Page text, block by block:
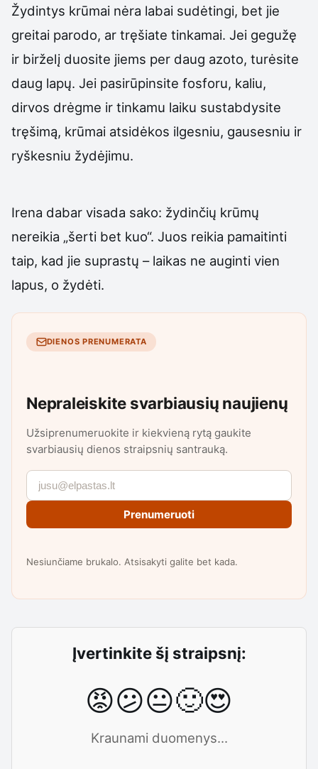
Žydintys krūmai nėra labai sudėtingi, bet jie
greitai parodo, ar tręšiate tinkamai. Jei gegužę
ir birželį duosite jiems per daug azoto, turėsite
daug lapų. Jei pasirūpinsite fosforu, kaliu,
dirvos drėgme ir tinkamu laiku sustabdysite
tręšimą, krūmai atsidėkos ilgesniu, gausesniu ir
ryškesniu žydėjimu.
Irena dabar visada sako: žydinčių krūmų
nereikia „šerti bet kuo“. Juos reikia pamaitinti
taip, kad jie suprastų – laikas ne auginti vien
lapus, o žydėti.
DIENOS PRENUMERATA
Nepraleiskite svarbiausių naujienų
Užsiprenumeruokite ir kiekvieną rytą gaukite
svarbiausių dienos straipsnių santrauką.
Prenumeruoti
Nesiunčiame brukalo. Atsisakyti galite bet kada.
Įvertinkite šį straipsnį:
😡😕😐🙂😍
Kraunami duomenys...